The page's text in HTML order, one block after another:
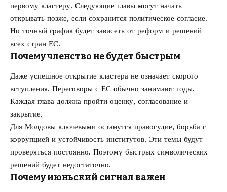
первому кластеру. Следующие главы могут начать
открывать позже, если сохранится политическое согласие.
Но точный график будет зависеть от реформ и решений
всех стран ЕС.
Почему членство не будет быстрым
Даже успешное открытие кластера не означает скорого
вступления. Переговоры с ЕС обычно занимают годы.
Каждая глава должна пройти оценку, согласование и
закрытие.
Для Молдовы ключевыми останутся правосудие, борьба с
коррупцией и устойчивость институтов. Эти темы будут
проверяться постоянно. Поэтому быстрых символических
решений будет недостаточно.
Почему июньский сигнал важен